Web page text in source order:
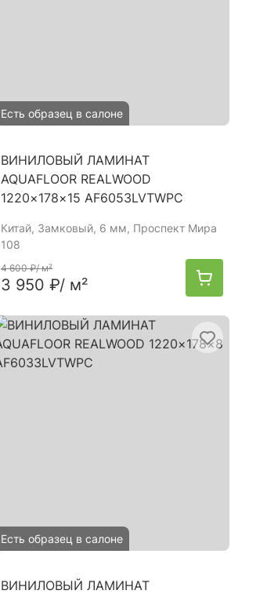
Есть образец в салоне
ВИНИЛОВЫЙ ЛАМИНАТ
AQUAFLOOR REALWOOD
1220×178×15 AF6053LVTWPC
Китай, Замковый, 6 мм, Проспект Мира
108
4 600 ₽/ м²
3 950 ₽/ м²
Есть образец в салоне
ВИНИЛОВЫЙ ЛАМИНАТ